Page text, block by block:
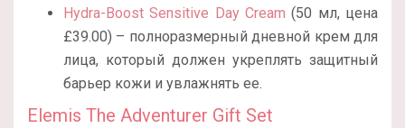
Hydra-Boost Sensitive Day Cream (50 мл, цена
£39.00) – полноразмерный дневной крем для
лица, который должен укреплять защитный
барьер кожи и увлажнять ее.
Elemis The Adventurer Gift Set